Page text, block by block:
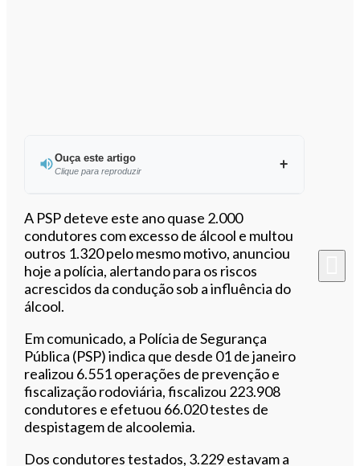
Ouça este artigo
Clique para reproduzir
Ouvir este artigo
A PSP deteve este ano quase 2.000
condutores com excesso de álcool e multou
outros 1.320 pelo mesmo motivo, anunciou
hoje a polícia, alertando para os riscos
acrescidos da condução sob a influência do
álcool.
Em comunicado, a Polícia de Segurança
Pública (PSP) indica que desde 01 de janeiro
realizou 6.551 operações de prevenção e
fiscalização rodoviária, fiscalizou 223.908
condutores e efetuou 66.020 testes de
despistagem de alcoolemia.
Dos condutores testados, 3.229 estavam a